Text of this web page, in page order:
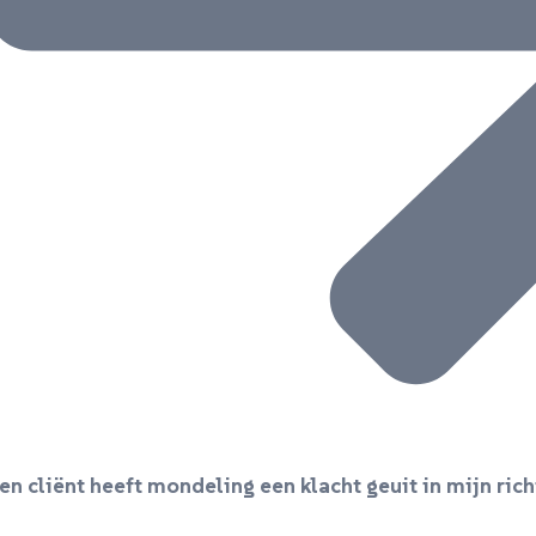
cliënt heeft mondeling een klacht geuit in mijn